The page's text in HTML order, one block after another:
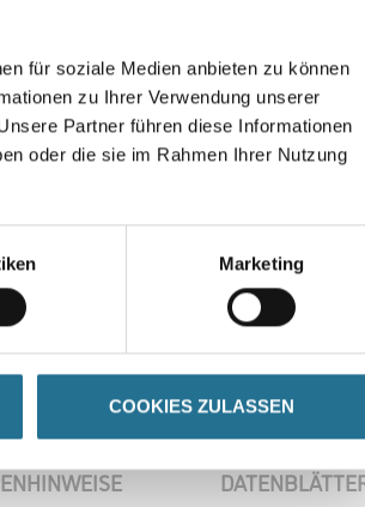
für soziale Medien anbieten zu können
zu Ihrer Verwendung unserer
Partner führen diese Informationen
oder die sie im Rahmen Ihrer Nutzung
Marketing
COOKIES ZULASSEN
Glanzgrad